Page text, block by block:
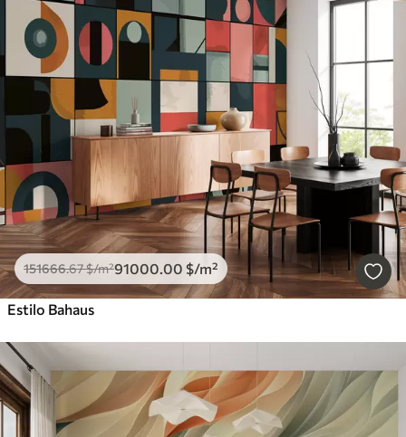
151666.67$/m²91000.00 $/m²
Estilo Bahaus